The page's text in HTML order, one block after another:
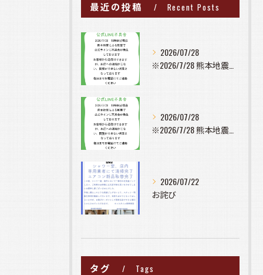
最近の投稿 Recent Posts
2026/07/28
2026/07/28
2026/07/22
お詫び
タグ Tags